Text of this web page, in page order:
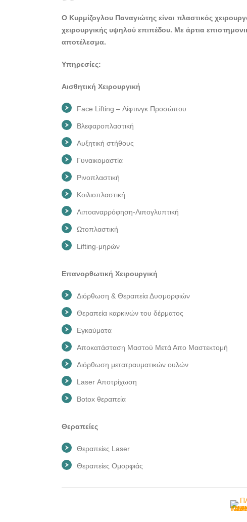
Ο Κυρμίζογλου Παναγιώτης είναι πλαστικός
χειρουργικής υψηλού επιπέδου. Με άρτια
αποτέλεσμα.
Υπηρεσίες:
Αισθητική Χειρουργική
Face Lifting – Λίφτινγκ Προσώπου
Βλεφαροπλαστική
Αυξητική στήθους
Γυναικομαστία
Ρινοπλαστική
Κοιλιοπλαστική
Λιποαναρρόφηση-Λιπογλυπτική
Ωτοπλαστική
Lifting-μηρών
Επανορθωτική Χειρουργική
Διόρθωση & Θεραπεία Δυσμορφιών
Θεραπεία καρκινών του δέρματος
Εγκαύματα
Αποκατάσταση Μαστού Μετά Απο Μαστεκτομή
Διόρθωση μετατραυματικών ουλών
Laser Αποτρίχωση
Botox θεραπεία
Θεραπείες
Θεραπείες Laser
Θεραπείες Ομορφιάς